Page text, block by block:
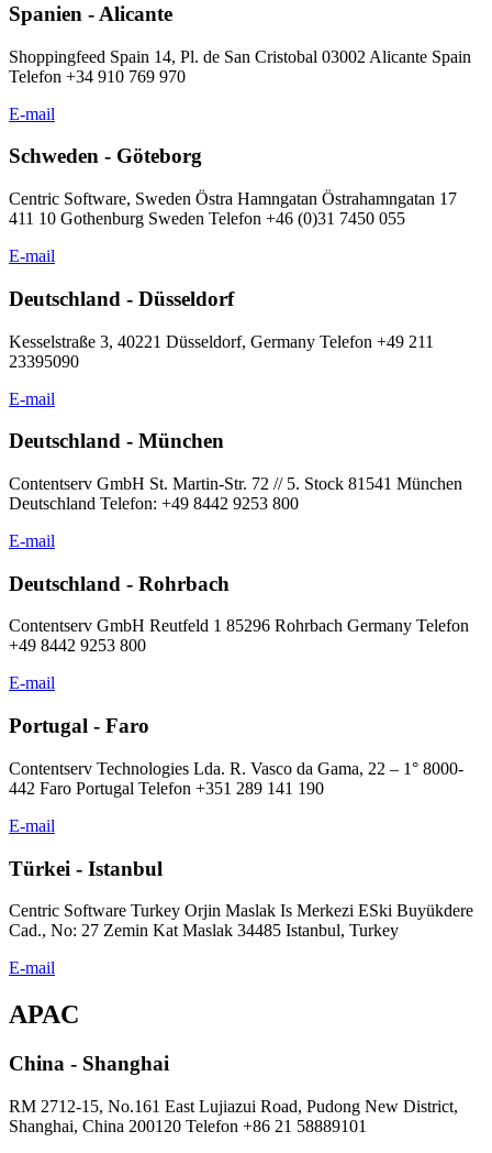
Spanien - Alicante
Shoppingfeed Spain 14, Pl. de San Cristobal 03002 Alicante Spain
Telefon +34 910 769 970
E-mail
Schweden - Göteborg
Centric Software, Sweden Östra Hamngatan Östrahamngatan 17
411 10 Gothenburg Sweden Telefon +46 (0)31 7450 055
E-mail
Deutschland - Düsseldorf
Kesselstraße 3, 40221 Düsseldorf, Germany Telefon +49 211
23395090
E-mail
Deutschland - München
Contentserv GmbH St. Martin-Str. 72 // 5. Stock 81541 München
Deutschland Telefon: +49 8442 9253 800
E-mail
Deutschland - Rohrbach
Contentserv GmbH Reutfeld 1 85296 Rohrbach Germany Telefon
+49 8442 9253 800
E-mail
Portugal - Faro
Contentserv Technologies Lda. R. Vasco da Gama, 22 – 1° 8000-
442 Faro Portugal Telefon +351 289 141 190
E-mail
Türkei - Istanbul
Centric Software Turkey Orjin Maslak Is Merkezi ESki Buyükdere
Cad., No: 27 Zemin Kat Maslak 34485 Istanbul, Turkey
E-mail
APAC
China - Shanghai
RM 2712-15, No.161 East Lujiazui Road, Pudong New District,
Shanghai, China 200120 Telefon +86 21 58889101